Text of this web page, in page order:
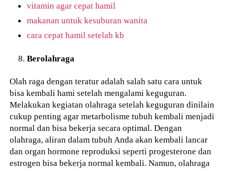
vitamin agar cepat hamil
makanan untuk kesuburan wanita
cara cepat hamil setelah kb
Berolahraga
Olah raga dengan teratur adalah salah satu cara untuk
bisa kembali hami setelah mengalami keguguran.
Melakukan kegiatan olahraga setelah keguguran dinilain
cukup penting agar metarbolisme tubuh kembali menjadi
normal dan bisa bekerja secara optimal. Dengan
olahraga, aliran dalam tubuh Anda akan kembali lancar
dan organ hormone reproduksi seperti progesterone dan
estrogen bisa bekerja normal kembali. Namun, olahraga